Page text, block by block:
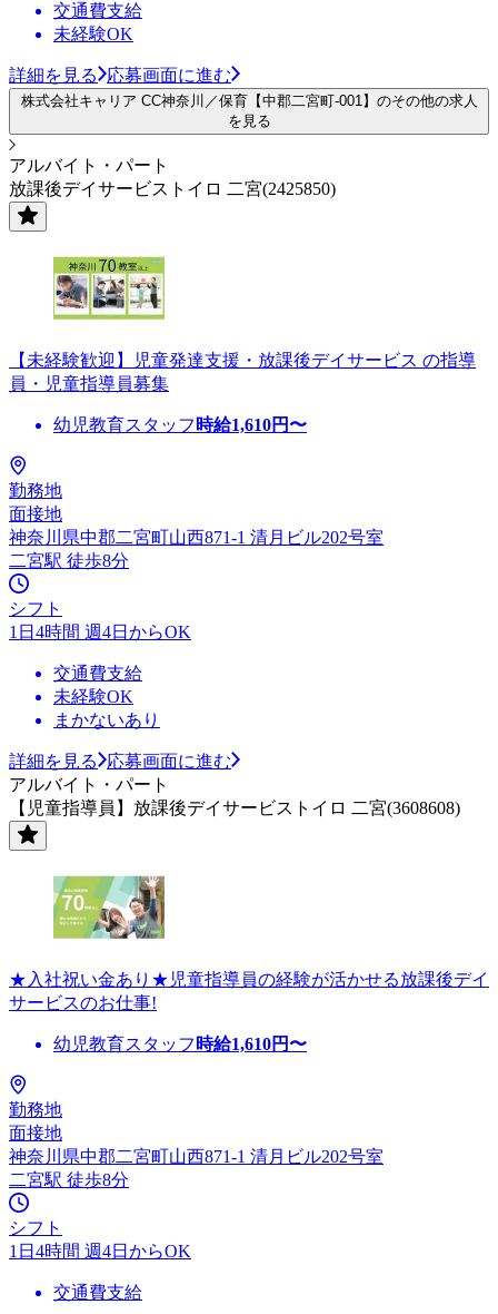
交通費支給
未経験OK
詳細を見る 応募画面に進む
株式会社キャリア CC神奈川／保育【中郡二宮町-001】のその他の求人
を見る
アルバイト・パート
放課後デイサービストイロ 二宮(2425850)
【未経験歓迎】児童発達支援・放課後デイサービス の指導
員・児童指導員募集
幼児教育スタッフ 時給1,610円〜
勤務地
面接地
神奈川県中郡二宮町山西871-1 清月ビル202号室
二宮駅 徒歩8分
シフト
1日4時間 週4日からOK
交通費支給
未経験OK
まかないあり
詳細を見る
応募画面に進む
アルバイト・パート
【児童指導員】放課後デイサービストイロ 二宮(3608608)
★入社祝い金あり★児童指導員の経験が活かせる放課後デイ
サービスのお仕事!
幼児教育スタッフ 時給1,610円〜
勤務地
面接地
神奈川県中郡二宮町山西871-1 清月ビル202号室
二宮駅 徒歩8分
シフト
1日4時間 週4日からOK
交通費支給